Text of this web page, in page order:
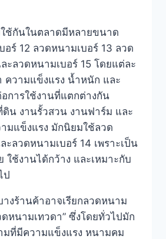
ช้กันในตลาดมีหลายขนาด
อร์ 12 ลวดหนามเบอร์ 13 ลวด
ะลวดหนามเบอร์ 15 โดยแต่ละ
ความแข็งแรง น้ำหนัก และ
การใช้งานที่แตกต่างกัน
น งานรั้วสวน งานฟาร์ม และ
มแข็งแรง มักนิยมใช้ลวด
ะลวดหนามเบอร์ 14 เพราะเป็น
ใช้งานได้กว้าง และเหมาะกับ
ป
งร้านค้าอาจเรียกลวดหนาม
หนามเทวดา” ซึ่งโดยทั่วไปมัก
มที่มีความแข็งแรง หนามคม